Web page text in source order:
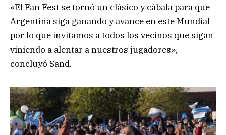
«El Fan Fest se tornó un clásico y cábala para que
Argentina siga ganando y avance en este Mundial
por lo que invitamos a todos los vecinos que sigan
viniendo a alentar a nuestros jugadores»,
concluyó Sand.